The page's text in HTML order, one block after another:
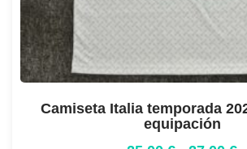
Camiseta Italia temporada
equipación